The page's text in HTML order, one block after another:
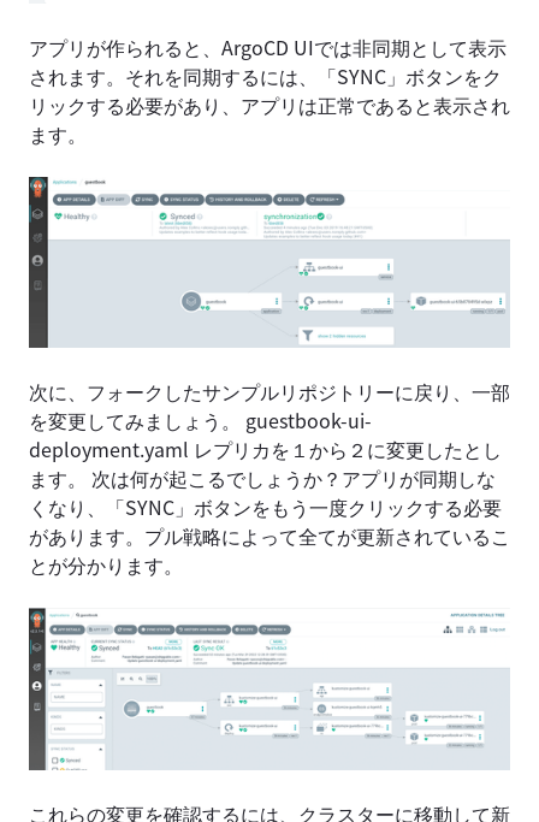
アプリが作られると、ArgoCD UIでは非同期として表示
されます。それを同期するには、「SYNC」ボタンをク
リックする必要があり、アプリは正常であると表示され
ます。
次に、フォークしたサンプルリポジトリーに戻り、一部
を変更してみましょう。 guestbook-ui-
deployment.yaml レプリカを１から２に変更したとし
ます。 次は何が起こるでしょうか？アプリが同期しな
くなり、「SYNC」ボタンをもう一度クリックする必要
があります。プル戦略によって全てが更新されているこ
とが分かります。
これらの変更を確認するには、クラスターに移動して新